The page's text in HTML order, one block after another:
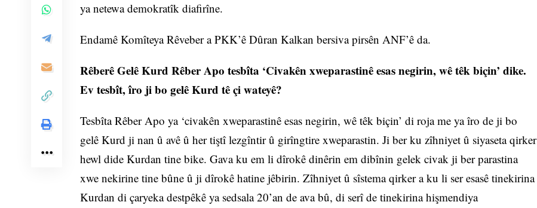
ya netewa demokratîk diafirîne.
Endamê Komîteya Rêveber a PKK’ê Dûran Kalkan bersiva pirsên ANF’ê da.
Rêberê Gelê Kurd Rêber Apo tesbîta ‘Civakên xweparastinê esas negirin, wê têk biçin’ dike.
Ev tesbît, îro ji bo gelê Kurd tê çi wateyê?
Tesbîta Rêber Apo ya ‘civakên xweparastinê esas negirin, wê têk biçin’ di roja me ya îro de ji bo
gelê Kurd ji nan û avê û her tiştî lezgîntir û girîngtire xweparastin. Ji ber ku zîhniyet û siyaseta qirker
hewl dide Kurdan tine bike. Gava ku em li dîrokê dinêrin em dibînin gelek civak ji ber parastina
xwe nekirine tine bûne û ji dîrokê hatine jêbirin. Zîhniyet û sîstema qirker a ku li ser esasê tinekirina
Kurdan di çaryeka destpêkê ya sedsala 20’an de ava bû, di serî de tinekirina hişmendiya